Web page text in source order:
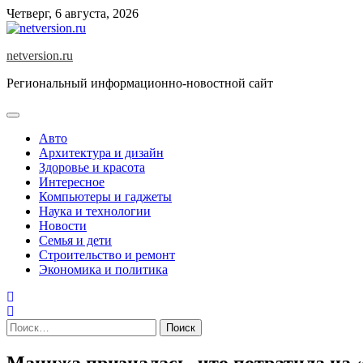
Skip
to
Четверг, 6 августа, 2026
netversion.ru
Региональный информационно-новостной сайт
Авто
Архитектура и дизайн
Здоровье и красота
Интересное
Компьютеры и гаджеты
Наука и технологии
Новости
Семья и дети
Строительство и ремонт
Экономика и политика
Найти: